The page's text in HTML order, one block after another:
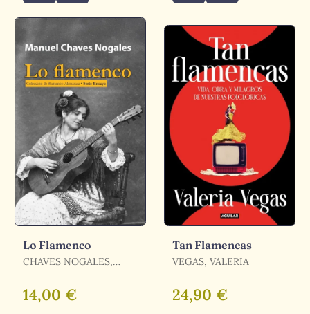
Lo Flamenco
CHAVES NOGALES,
14,00 €
Tan Flamencas
VEGAS, VALERIA
24,90 €